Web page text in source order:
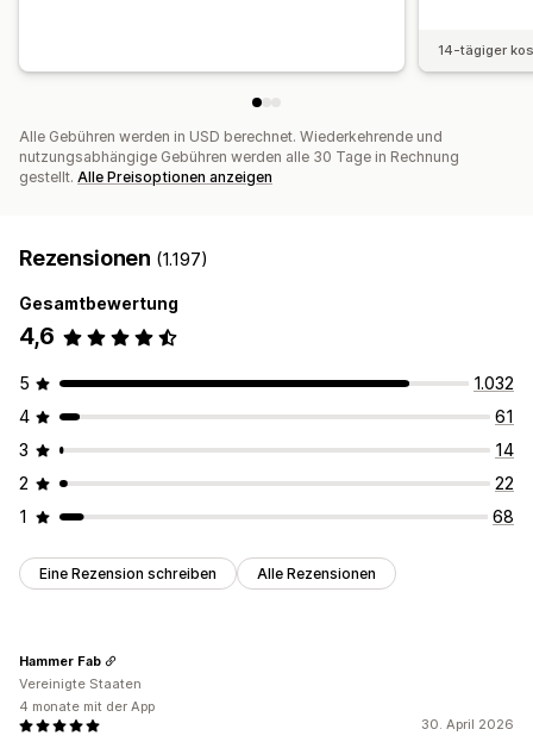
14-tägiger
Alle Gebühren werden in USD berechnet. Wiederkehrende und
nutzungsabhängige Gebühren werden alle 30 Tage in Rechnung
gestellt. Alle Preisoptionen anzeigen
Rezensionen (1.197)
Gesamtbewertung
4,6
5
1.032
4
61
3
14
2
22
1
68
Eine Rezension schreiben Alle Rezensionen
30. April 2026
Hammer Fab
Vereinigte Staaten
4 monate mit der App